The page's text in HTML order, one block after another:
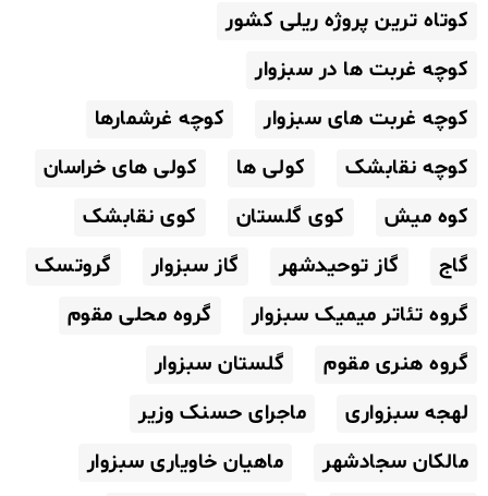
کوتاه ترین پروژه ریلی کشور
کوچه غربت ها در سبزوار
کوچه غربت های سبزوار
کوچه غرشمارها
کوچه نقابشک
کولی ها
کولی های خراسان
کوه میش
کوی گلستان
کوی نقابشک
گاج
گاز توحیدشهر گاز سبزوار
گروتسک
گروه تئاتر میمیک سبزوار
گروه محلی مقوم
گروه هنری مقوم
گلستان سبزوار
لهجه سبزواری
ماجرای حسنک وزیر
مالکان سجادشهر
ماهیان خاویاری سبزوار